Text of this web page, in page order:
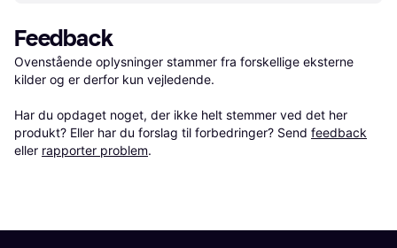
Feedback
Ovenstående oplysninger stammer fra forskellige eksterne
kilder og er derfor kun vejledende.
Har du opdaget noget, der ikke helt stemmer ved det her
produkt? Eller har du forslag til forbedringer? Send feedback
eller rapporter problem.